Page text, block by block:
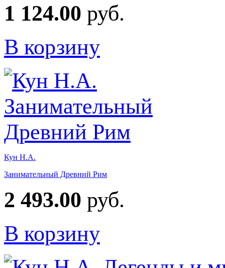
1 124.00 руб.
В корзину
Кун Н.А.
Занимательный Древний Рим
2 493.00 руб.
В корзину